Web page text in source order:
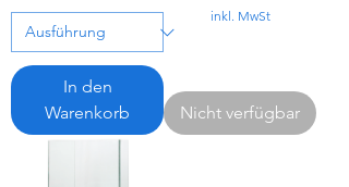
In den
Warenkorb
inkl. MwSt
Nicht verfügbar